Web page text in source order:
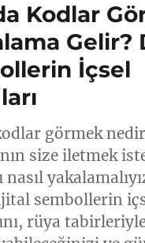
Kodlar
Gelir?
İçsel
görmek
size iletmek
nasıl
sembollerin
rüya